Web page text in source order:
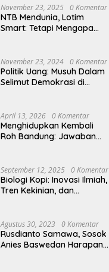
November 23, 2025 0 Komentar
NTB Mendunia, Lotim
Smart: Tetapi Mengapa
November 23, 2024 0 Komentar
Politik Uang: Musuh Dalam
Selimut Demokrasi di
April 13, 2026 0 Komentar
Menghidupkan Kembali
Roh Bandung: Jawaban
September 12, 2025 0 Komentar
Biologi Kopi: Inovasi Ilmiah,
Tren Kekinian, dan
Agraria
Agustus 30, 2023 0 Komentar
Rusdianto Samawa, Sosok
Anies Baswedan Harapan